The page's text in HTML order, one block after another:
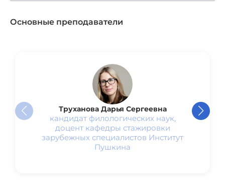
Основные преподаватели
Труханова Дарья Сергеевна
кандидат филологических наук,
доцент кафедры стажировки
зарубежных специалистов Институт
Пушкина